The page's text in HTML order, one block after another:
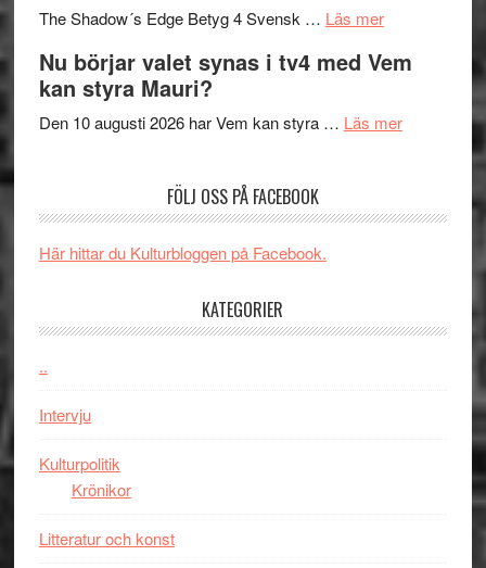
Artipelag
samtal
teater
The Shadow´s Edge Betyg 4 Svensk … Läs merom
The
´s
och
Jackie
Nu börjar valet synas i tv4 med Vem
kan styra Mauri?
Den 10 augusti 2026 har Vem kan styra … Läs merom
synas
Vem
FÖLJ OSS PÅ FACEBOOK
Här hittar du Kulturbloggen på Facebook.
KATEGORIER
..
Intervju
Kulturpolitik
Krönikor
Litteratur och konst